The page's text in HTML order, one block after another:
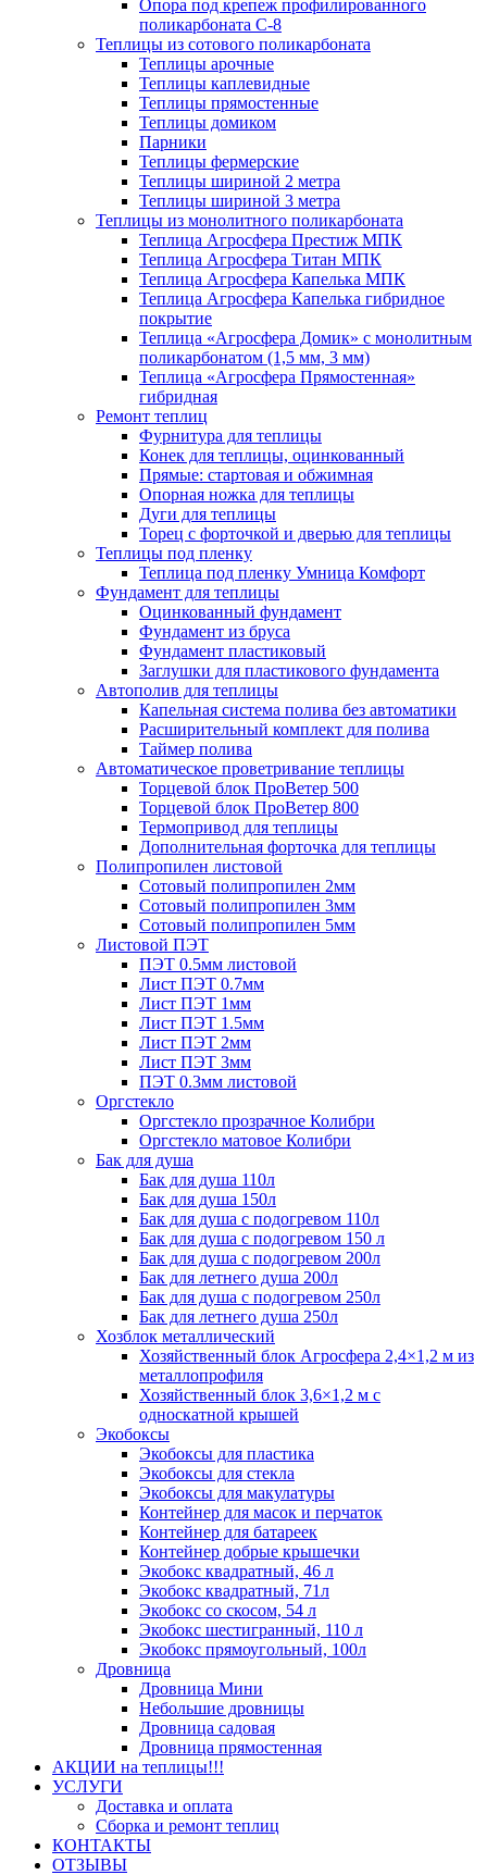
Опора под крепеж профилированного
поликарбоната С-8
Теплицы из сотового поликарбоната
Теплицы арочные
Теплицы каплевидные
Теплицы прямостенные
Теплицы домиком
Парники
Теплицы фермерские
Теплицы шириной 2 метра
Теплицы шириной 3 метра
Теплицы из монолитного поликарбоната
Теплица Агросфера Престиж МПК
Теплица Агросфера Титан МПК
Теплица Агросфера Капелька МПК
Теплица Агросфера Капелька гибридное
покрытие
Теплица «Агросфера Домик» с монолитным
поликарбонатом (1,5 мм, 3 мм)
Теплица «Агросфера Прямостенная»
гибридная
Ремонт теплиц
Фурнитура для теплицы
Конек для теплицы, оцинкованный
Прямые: стартовая и обжимная
Опорная ножка для теплицы
Дуги для теплицы
Торец с форточкой и дверью для теплицы
Теплицы под пленку
Теплица под пленку Умница Комфорт
Фундамент для теплицы
Оцинкованный фундамент
Фундамент из бруса
Фундамент пластиковый
Заглушки для пластикового фундамента
Автополив для теплицы
Капельная система полива без автоматики
Расширительный комплект для полива
Таймер полива
Автоматическое проветривание теплицы
Торцевой блок ПроВетер 500
Торцевой блок ПроВетер 800
Термопривод для теплицы
Дополнительная форточка для теплицы
Полипропилен листовой
Сотовый полипропилен 2мм
Сотовый полипропилен 3мм
Сотовый полипропилен 5мм
Листовой ПЭТ
ПЭТ 0.5мм листовой
Лист ПЭТ 0.7мм
Лист ПЭТ 1мм
Лист ПЭТ 1.5мм
Лист ПЭТ 2мм
Лист ПЭТ 3мм
ПЭТ 0.3мм листовой
Оргстекло
Оргстекло прозрачное Колибри
Оргстекло матовое Колибри
Бак для душа
Бак для душа 110л
Бак для душа 150л
Бак для душа с подогревом 110л
Бак для душа с подогревом 150 л
Бак для душа с подогревом 200л
Бак для летнего душа 200л
Бак для душа с подогревом 250л
Бак для летнего душа 250л
Хозблок металлический
Хозяйственный блок Агросфера 2,4×1,2 м из
металлопрофиля
Хозяйственный блок 3,6×1,2 м с
односкатной крышей
Экобоксы
Экобоксы для пластика
Экобоксы для стекла
Экобоксы для макулатуры
Контейнер для масок и перчаток
Контейнер для батареек
Контейнер добрые крышечки
Экобокс квадратный, 46 л
Экобокс квадратный, 71л
Экобокс со скосом, 54 л
Экобокс шестигранный, 110 л
Экобокс прямоугольный, 100л
Дровница
Дровница Мини
Небольшие дровницы
Дровница садовая
Дровница прямостенная
АКЦИИ на теплицы!!!
УСЛУГИ
Доставка и оплата
Сборка и ремонт теплиц
КОНТАКТЫ
ОТЗЫВЫ